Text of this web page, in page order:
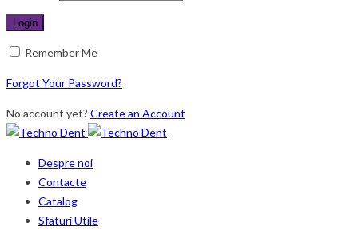
Remember Me
Forgot Your Password?
No account yet? Create an Account
Despre noi
Contacte
Catalog
Sfaturi Utile